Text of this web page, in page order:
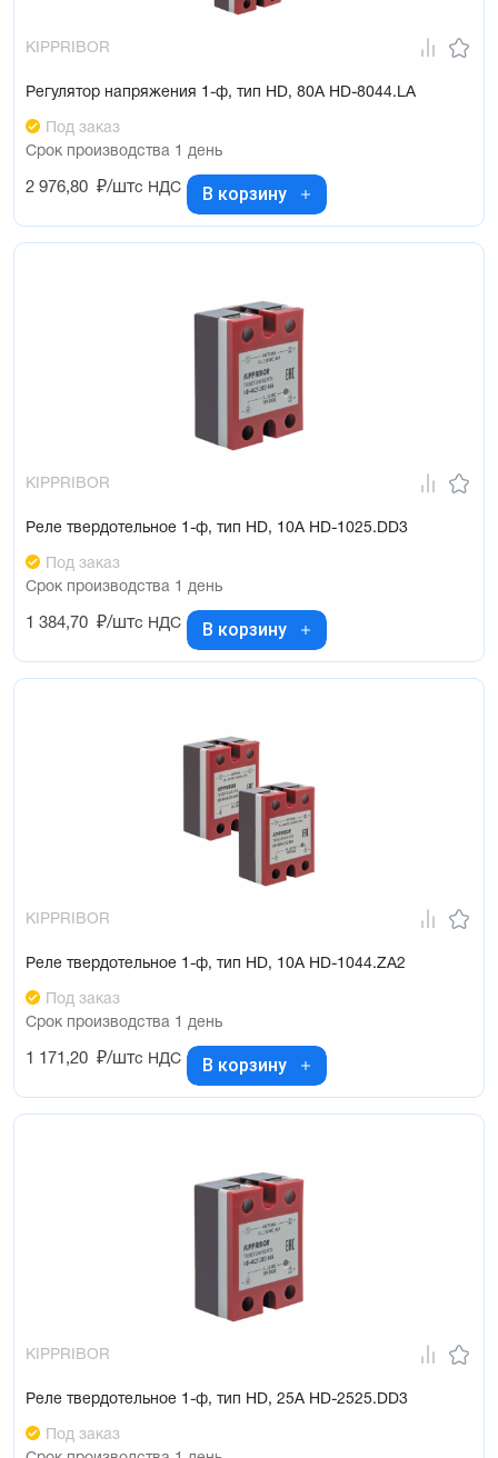
KIPPRIBOR
Регулятор напряжения 1-ф, тип HD, 80А HD-8044.LA
Под заказ
Срок производства 1 день
2 976,80 ₽/штс НДС В корзину
KIPPRIBOR
Реле твердотельное 1-ф, тип HD, 10А HD-1025.DD3
Под заказ
Срок производства 1 день
1 384,70 ₽/штс НДС В корзину
KIPPRIBOR
Реле твердотельное 1-ф, тип HD, 10А HD-1044.ZA2
Под заказ
Срок производства 1 день
1 171,20 ₽/штс НДС В корзину
KIPPRIBOR
Реле твердотельное 1-ф, тип HD, 25А HD-2525.DD3
Под заказ